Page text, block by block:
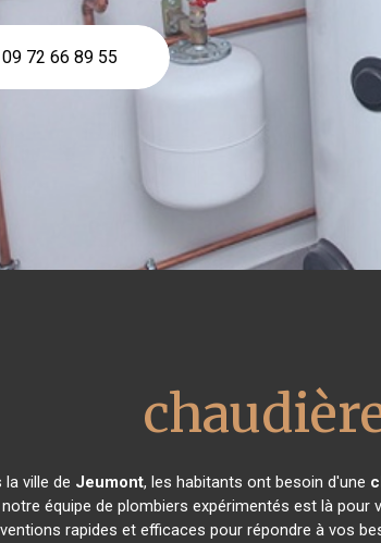
09 72 66 89 55
la ville de Jeumont, les habitants ont besoin d'une
notre équipe de plombiers expérimentés est là pour
rapides et efficaces pour répondre à vos